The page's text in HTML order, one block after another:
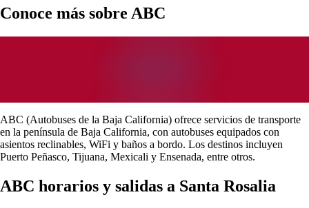
Conoce más sobre ABC
ABC (Autobuses de la Baja California) ofrece servicios de transporte
en la península de Baja California, con autobuses equipados con
asientos reclinables, WiFi y baños a bordo. Los destinos incluyen
Puerto Peñasco, Tijuana, Mexicali y Ensenada, entre otros.
ABC horarios y salidas a Santa Rosalia